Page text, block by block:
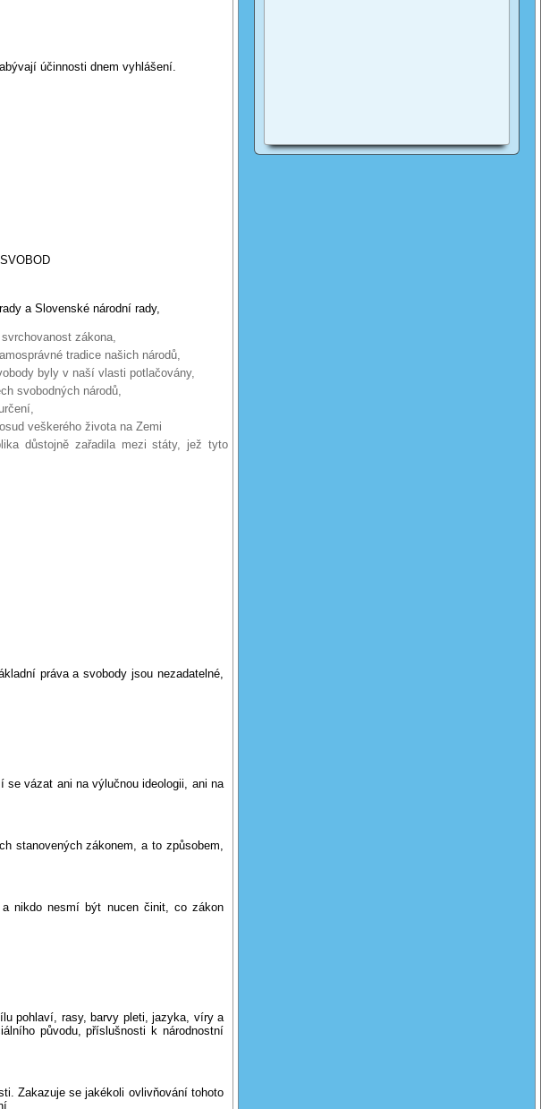
účinnosti dnem vyhlášení.
a Slovenské národní rady,
zákona,
tradice našich národů,
byly v naší vlasti potlačovány,
svobodných národů,
veškerého života na Zemi
důstojně zařadila mezi státy, jež tyto
práva a svobody jsou nezadatelné,
vázat ani na výlučnou ideologii, ani na
zákonem, a to způsobem,
nesmí být nucen činit, co zákon
rasy, barvy pleti, jazyka, víry a
původu, příslušnosti k národnostní
se jakékoli ovlivňování tohoto